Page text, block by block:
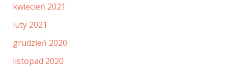
kwiecień 2021
luty 2021
grudzień 2020
listopad 2020